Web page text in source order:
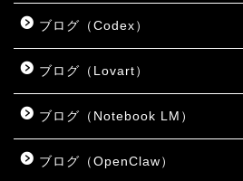
ブログ（Codex）
ブログ（Lovart）
ブログ（Notebook LM）
ブログ（OpenClaw）